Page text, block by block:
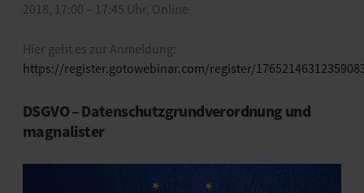
2018, 17:00 – 17:45 Uhr, Online
Hier geht es zur Anmeldung:
https://register.gotowebinar.com/register/
DSGVO – Datenschutzgrundverordnung und
magnalister